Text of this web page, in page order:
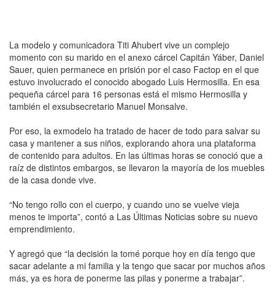
La modelo y comunicadora Titi Ahubert vive un complejo
momento con su marido en el anexo cárcel Capitán Yáber, Daniel
Sauer, quien permanece en prisión por el caso Factop en el que
estuvo involucrado el conocido abogado Luis Hermosilla. En esa
pequeña cárcel para 16 personas está el mismo Hermosilla y
también el exsubsecretario Manuel Monsalve.
Por eso, la exmodelo ha tratado de hacer de todo para salvar su
casa y mantener a sus niños, explorando ahora una plataforma
de contenido para adultos. En las últimas horas se conoció que a
raíz de distintos embargos, se llevaron la mayoría de los muebles
de la casa donde vive.
“No tengo rollo con el cuerpo, y cuando uno se vuelve vieja
menos te importa”, contó a Las Últimas Noticias sobre su nuevo
emprendimiento.
Y agregó que “la decisión la tomé porque hoy en día tengo que
sacar adelante a mi familia y la tengo que sacar por muchos años
más, ya es hora de ponerme las pilas y ponerme a trabajar”.